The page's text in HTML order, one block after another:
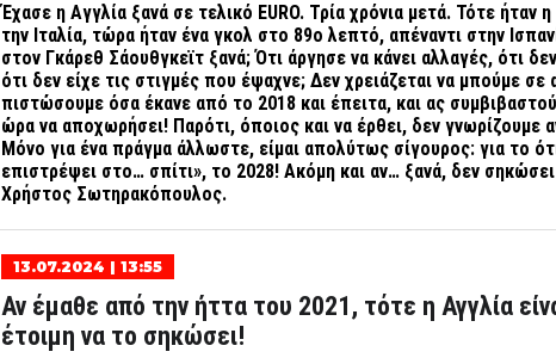
Έχασε η Αγγλία ξανά σε τελικό EURO. Τρία χρόνια μετά. Τότε ήταν
την Ιταλία, τώρα ήταν ένα γκολ στο 89ο λεπτό, απέναντι στην
στον Γκάρεθ Σάουθγκεϊτ ξανά; Ότι άργησε να κάνει αλλαγές, ότι
ότι δεν είχε τις στιγμές που έψαχνε; Δεν χρειάζεται να μπούμε σε
πιστώσουμε όσα έκανε από το 2018 και έπειτα, και ας
ώρα να αποχωρήσει! Παρότι, όποιος και να έρθει, δεν γνωρίζουμε
Μόνο για ένα πράγμα άλλωστε, είμαι απολύτως σίγουρος: για το
επιστρέψει στο… σπίτι», το 2028! Ακόμη και αν… ξανά, δεν
Χρήστος Σωτηρακόπουλος.
13.07.2024 | 13:55
Αν έμαθε από την ήττα του 2021, τότε η Αγγλία
έτοιμη να το σηκώσει!